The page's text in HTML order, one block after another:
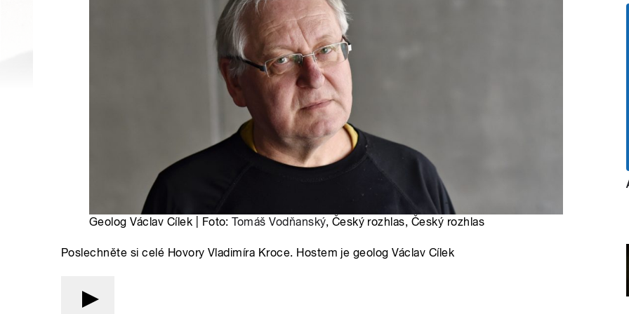
Geolog Václav Cílek | Foto:Tomáš Vodňanský, Český rozhlas, Český rozhlas
Poslechněte si celé Hovory Vladimíra Kroce. Hostem je geolog Václav Cílek